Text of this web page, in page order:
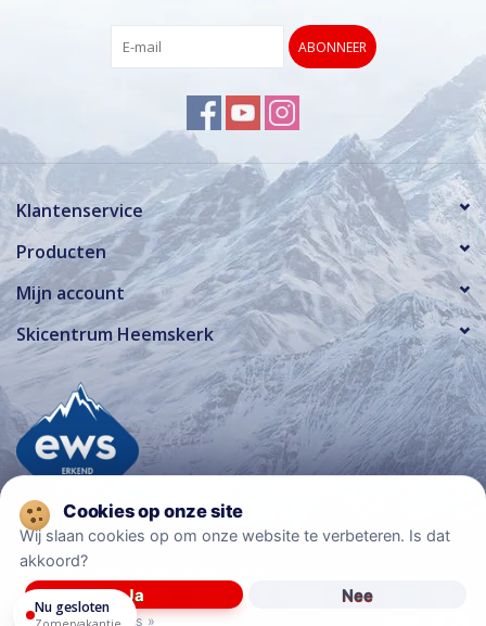
ABONNEER
Klantenservice
Producten
Mijn account
Skicentrum Heemskerk
© Copyright 2026 Skicentrum Heemskerk
Wij slaan cookies op om onze website te verbeteren. Is dat
akkoord?
Ja Nee
Meer over cookies »
Nu gesloten